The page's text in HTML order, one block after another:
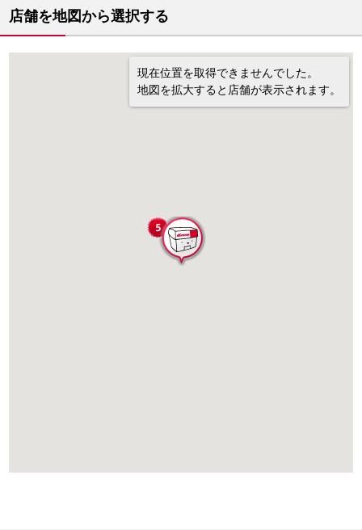
店舗を地図から選択する
現在位置を取得できませんでした。
地図を拡大すると店舗が表示されます。